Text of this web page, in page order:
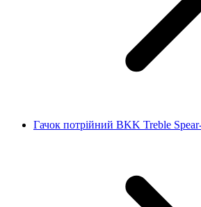
Гачок потрійний BKK Treble